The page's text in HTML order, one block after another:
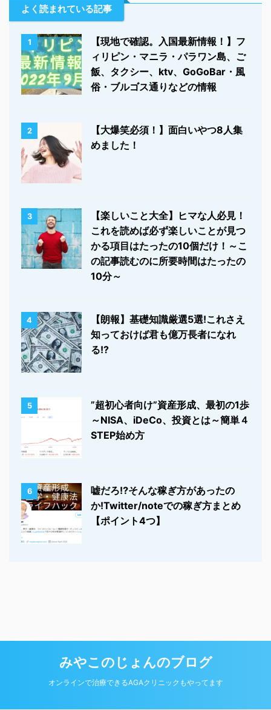
よく読まれている記事
1
【現地で確認。入国最新情報！】フ
ィリピン・マニラ・パラワン島、ご
飯、タクシー、ktv、GoGoBar・風
俗・ブルゴス通りなどの情報
2
【大爆笑必須！】面白いやつ8人集
めました！
3
【楽しいこと大全】ヒマな人必見！
これを読めば必ず楽しいことが見つ
かる項目はたったの10個だけ！～こ
の記事読むのに所要時間はたったの
10分～
4
【朗報】基礎知識厳選5選!これさえ
知っておけば君も億万長者になれ
る!?
5
”超初心者向け”資産形成、最初の1歩
～NISA、iDeCo、投資とは～簡単４
STEP始め方
6
嘘だろ⁉そんな稼ぎ方があったの
か!Twitter/noteでの稼ぎ方まとめ
【ポイント4つ】
みやこのじょんのブログ
オンラインで治療できるAGAクリニックもやってます
© 2026 みやこのじょんのブログ Powered by
AFFINGER5